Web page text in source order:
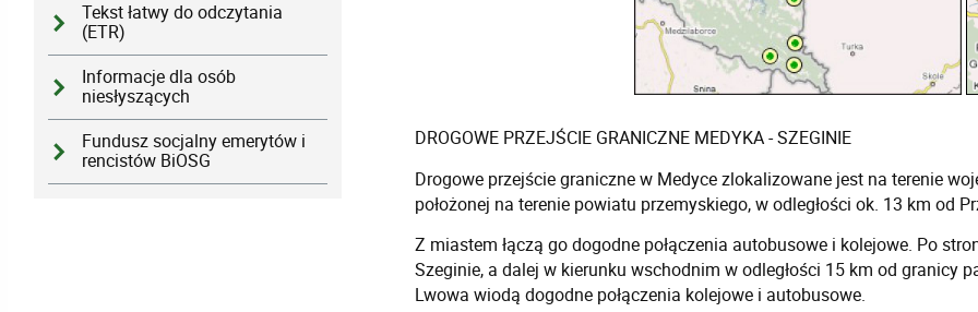
Tekst łatwy do odczytania
(ETR)
Informacje dla osób
niesłyszących
Fundusz socjalny emerytów i
rencistów BiOSG
DROGOWE PRZEJŚCIE GRANICZNE MEDYKA - SZEGINIE
Drogowe przejście graniczne w Medycezlokalizowane jest na terenie
położonej na terenie powiatu przemyskiego, w odległości ok. 13 km od
Z miastem łączą go dogodne połączenia autobusowe i kolejowe. Po
Szeginie, a dalej w kierunku wschodnim w odległości 15 km od granicy
Lwowa wiodą dogodne połączenia kolejowe i autobusowe.